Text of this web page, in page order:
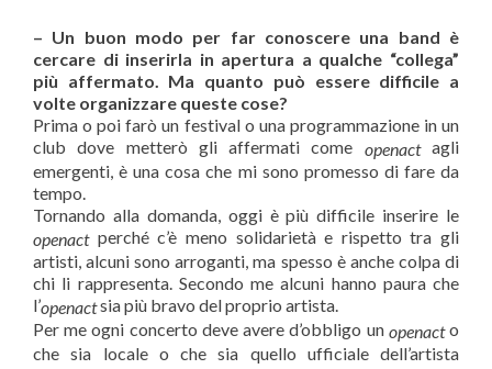
– Un buon modo per far conoscere una band è
cercare di inserirla in apertura a qualche “collega”
più affermato. Ma quanto può essere difficile a
volte organizzare queste cose?
Prima o poi farò un festival o una programmazione in un
club dove metterò gli affermati come openactagli
emergenti, è una cosa che mi sono promesso di fare da
tempo.
Tornando alla domanda, oggi è più difficile inserire le
openactperché c’è meno solidarietà e rispetto tra gli
artisti, alcuni sono arroganti, ma spesso è anche colpa di
chi li rappresenta. Secondo me alcuni hanno paura che
l’openactsia più bravo del proprio artista.
Per me ogni concerto deve avere d’obbligo un openacto
che sia locale o che sia quello ufficiale dell’artista